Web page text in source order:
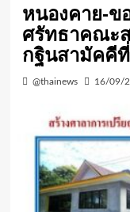
หนองคาย-ข
ศรัทธาคณะ
กฐินสามัคคี
@thainews 16/09/